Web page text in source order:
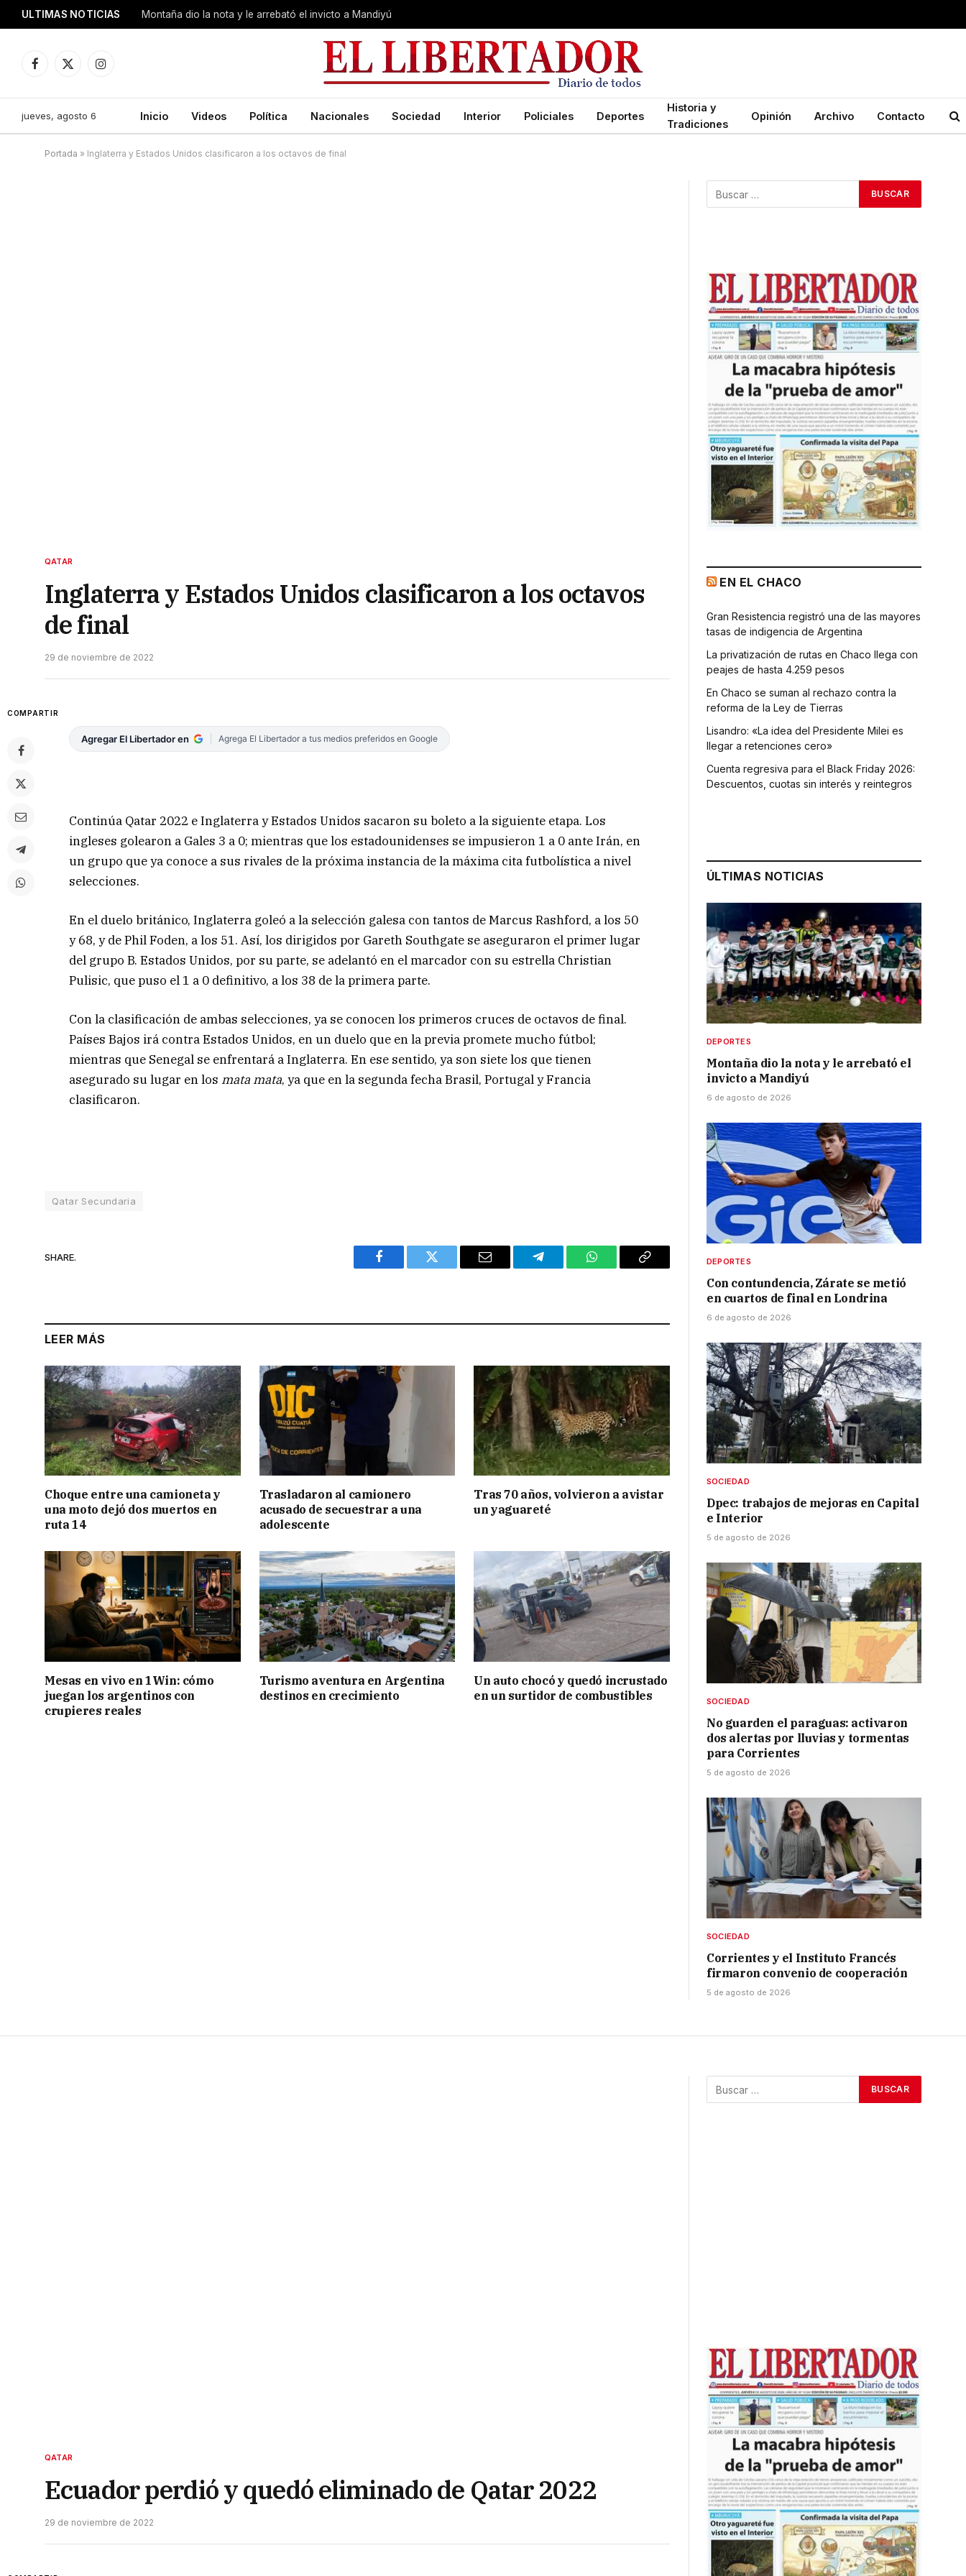
ULTIMAS NOTICIAS Montaña dio la nota y le arrebató el invicto a Mandiyú
Facebook
X
Instagram
jueves, agosto 6 Inicio Videos Política Nacionales Sociedad Interior Policiales Deportes
Historia y
Tradiciones
Opinión Archivo Contacto
Portada » Inglaterra y Estados Unidos clasificaron a los octavos de final
QATAR
Inglaterra y Estados Unidos clasificaron a los octavos
de final
29 de noviembre de 2022
COMPARTIR
Agregar El Libertador en Agrega El Libertador a tus medios preferidos en Google
Continúa Qatar 2022 e Inglaterra y Estados Unidos sacaron su boleto a la siguiente etapa. Los
ingleses golearon a Gales 3 a 0; mientras que los estadounidenses se impusieron 1 a 0 ante Irán, en
un grupo que ya conoce a sus rivales de la próxima instancia de la máxima cita futbolística a nivel
selecciones.
En el duelo británico, Inglaterra goleó a la selección galesa con tantos de Marcus Rashford, a los 50
y 68, y de Phil Foden, a los 51. Así, los dirigidos por Gareth Southgate se aseguraron el primer lugar
del grupo B. Estados Unidos, por su parte, se adelantó en el marcador con su estrella Christian
Pulisic, que puso el 1 a 0 definitivo, a los 38 de la primera parte.
Con la clasificación de ambas selecciones, ya se conocen los primeros cruces de octavos de final.
Países Bajos irá contra Estados Unidos, en un duelo que en la previa promete mucho fútbol;
mientras que Senegal se enfrentará a Inglaterra. En ese sentido, ya son siete los que tienen
asegurado su lugar en los mata mata, ya que en la segunda fecha Brasil, Portugal y Francia
clasificaron.
Qatar Secundaria
SHARE.
Facebook Twitter Email Telegram WhatsAppCopy
LEER MÁS
Choque entre una camioneta y
una moto dejó dos muertos en
ruta 14
Trasladaron al camionero
acusado de secuestrar a una
adolescente
Tras 70 años, volvieron a avistar
un yaguareté
Mesas en vivo en 1Win: cómo
juegan los argentinos con
crupieres reales
Turismo aventura en Argentina
destinos en crecimiento
Un auto chocó y quedó incrustado
en un surtidor de combustibles
EN EL CHACO
Gran Resistencia registró una de las mayores
tasas de indigencia de Argentina
La privatización de rutas en Chaco llega con
peajes de hasta 4.259 pesos
En Chaco se suman al rechazo contra la
reforma de la Ley de Tierras
Lisandro: «La idea del Presidente Milei es
llegar a retenciones cero»
Cuenta regresiva para el Black Friday 2026:
Descuentos, cuotas sin interés y reintegros
ÚLTIMAS NOTICIAS
DEPORTES
Montaña dio la nota y le arrebató el
invicto a Mandiyú
6 de agosto de 2026
DEPORTES
Con contundencia, Zárate se metió
en cuartos de final en Londrina
6 de agosto de 2026
SOCIEDAD
Dpec: trabajos de mejoras en Capital
e Interior
5 de agosto de 2026
SOCIEDAD
No guarden el paraguas: activaron
dos alertas por lluvias y tormentas
para Corrientes
5 de agosto de 2026
SOCIEDAD
Corrientes y el Instituto Francés
firmaron convenio de cooperación
5 de agosto de 2026
QATAR
Ecuador perdió y quedó eliminado de Qatar 2022
29 de noviembre de 2022